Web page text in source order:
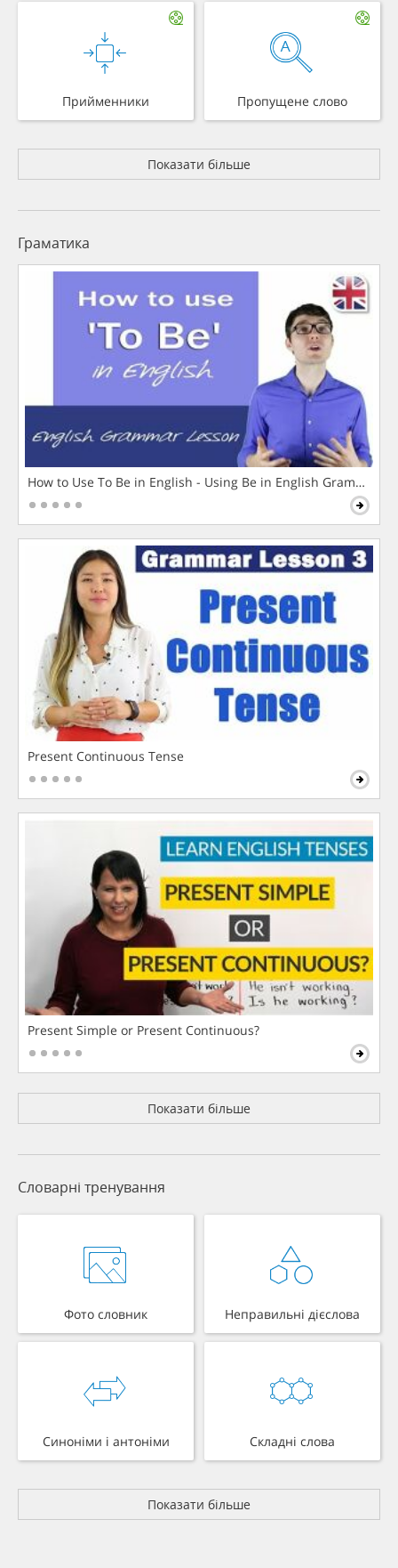
Прийменники Пропущене слово
Показати більше
Граматика
How to Use To Be in English - Using Be in English Grammar
Present Continuous Tense
Present Simple or Present Continuous?
Показати більше
Словарні тренування
Фото словник Неправильні дієслова
Синоніми і антоніми Складні слова
Показати більше